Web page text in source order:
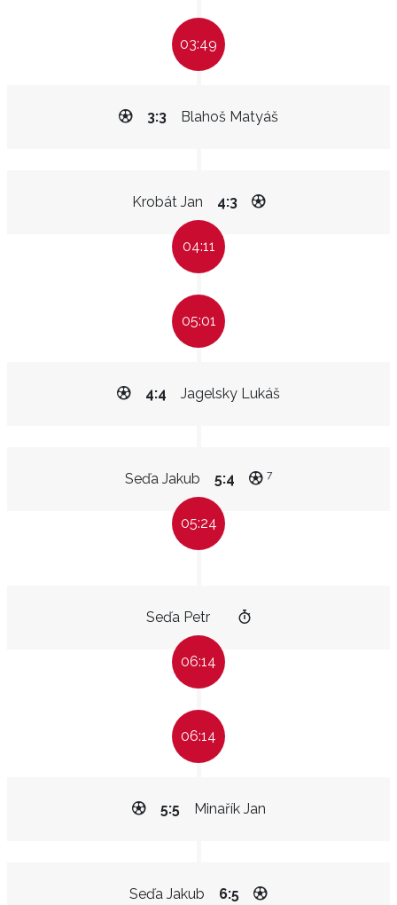
03:49
Blahoš Matyáš
3:3
Krobát Jan 4:3
04:11
05:01
Jagelsky Lukáš
4:4
Seďa Jakub 5:4 7
05:24
Seďa Petr
06:14
06:14
Minařík Jan
5:5
Seďa Jakub 6:5